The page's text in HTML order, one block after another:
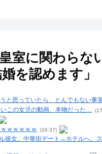
室に関わら
を認めます」
と思っていたら、とんでもない事
いこの女児の動画、本物だった…
ｗｗｗｗｗ (16:37)
彼女。中華街デート→ホテルへ。